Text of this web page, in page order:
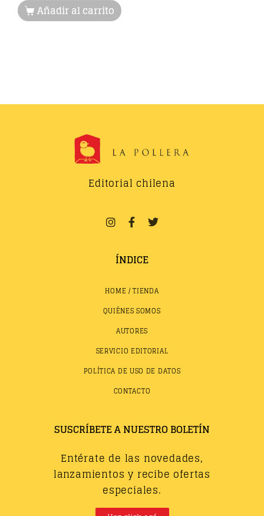
Añadir al carrito
Editorial chilena
ÍNDICE
HOME / TIENDA
QUIÉNES SOMOS
AUTORES
SERVICIO EDITORIAL
POLÍTICA DE USO DE DATOS
CONTACTO
SUSCRÍBETE A NUESTRO BOLETÍN
Entérate de las novedades,
lanzamientos y recibe ofertas
especiales.